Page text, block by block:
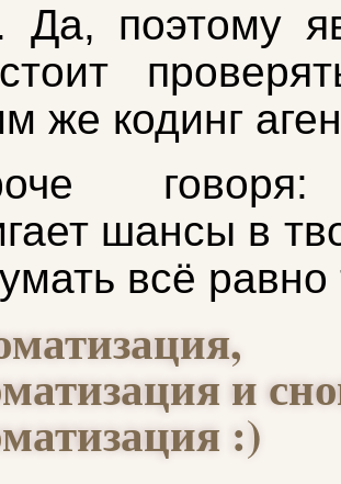
Да, поэтому
же кодинг
шансы в
всё равно
и
:)